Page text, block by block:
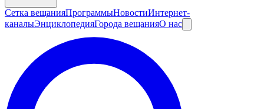
Сетка вещанияПрограммыНовостиИнтернет-
каналыЭнциклопедияГорода вещанияО нас